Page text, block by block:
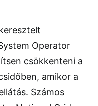
Operator
csökkenteni a
amikor a
Számos